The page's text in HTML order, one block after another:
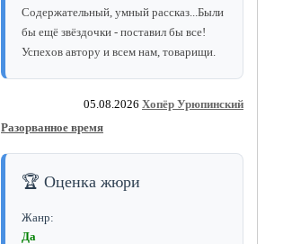
Содержательный, умный рассказ...Были
бы ещё звёздочки - поставил бы все!
Успехов автору и всем нам, товарищи.
05.08.2026 Хопёр Урюпинский
Разорванное время
🏆 Оценка жюри
Жанр:
Да